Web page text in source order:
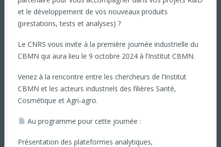
et le développement de vos nouveaux produits
(prestations, tests et analyses) ?
Le CNRS vous invite à la première journée industrielle du
CBMN qui aura lieu le 9 octobre 2024 à l’Institut CBMN.
Venez à la rencontre entre les chercheurs de l’Institut
CBMN et les acteurs industriels des filières Santé,
Cosmétique et Agri-agro.
Au programme pour cette journée :
Présentation des plateformes analytiques,